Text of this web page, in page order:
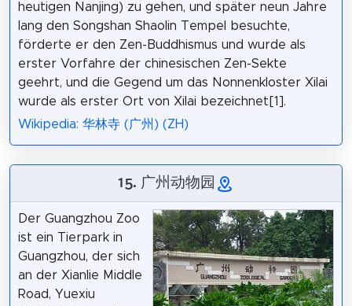
heutigen Nanjing) zu gehen, und später neun Jahre
lang den Songshan Shaolin Tempel besuchte,
förderte er den Zen-Buddhismus und wurde als
erster Vorfahre der chinesischen Zen-Sekte
geehrt, und die Gegend um das Nonnenkloster Xilai
wurde als erster Ort von Xilai bezeichnet[1].
Wikipedia: 华林寺 (广州) (ZH)
15. 广州动物园
Der Guangzhou Zoo
ist ein Tierpark in
Guangzhou, der sich
an der Xianlie Middle
Road, Yuexiu